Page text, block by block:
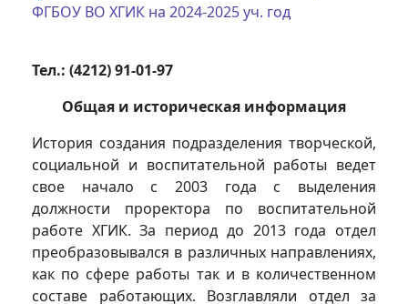
ФГБОУ ВО ХГИК на 2024-2025 уч. год
Тел.: (4212) 91-01-97
Общая и историческая информация
История создания подразделения творческой,
социальной и воспитательной работы ведет
свое начало с 2003 года с выделения
должности проректора по воспитательной
работе ХГИК. За период до 2013 года отдел
преобразовывался в различных направлениях,
как по сфере работы так и в количественном
составе работающих. Возглавляли отдел за